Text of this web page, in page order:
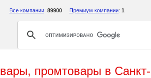
Все компании: 89900 Премиум компании: 1
промтовары в Санкт-